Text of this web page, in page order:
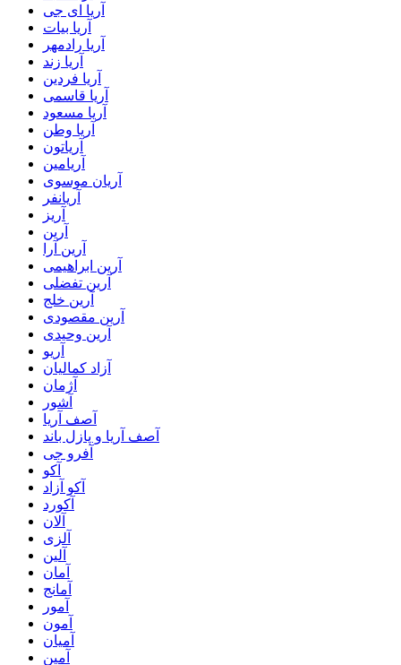
آریا ای جی
آریا بیات
آریا رادمهر
آریا زند
آریا فردین
آریا قاسمی
آریا مسعود
آریا وطن
آریاتون
آریامین
آریان موسوی
آریانفر
آریز
آرین
آرین آرا
آرین ابراهیمی
آرین تفضلی
آرین خلج
آرین مقصودی
آرین وحیدی
آریو
آزاد کمالیان
آژمان
آشور
آصف آریا
آصف آریا و پازل باند
آفرو جی
آکو
آکو آزاد
آکورد
آلان
آلزی
آلین
آمان
آمانج
آمور
آمون
آمیان
آمین